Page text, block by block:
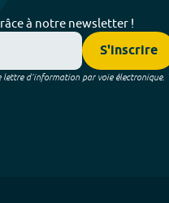
à notre newsletter !
S'inscrire
d’information par voie électronique.